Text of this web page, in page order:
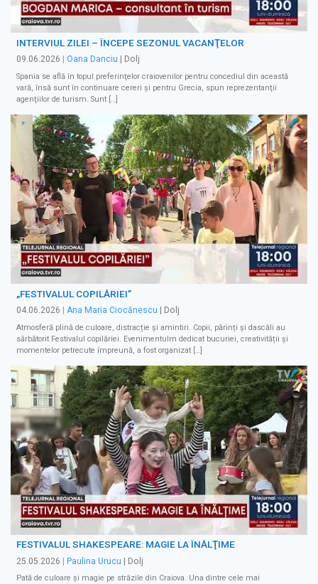
INTERVIUL ZILEI – ÎNCEPE SEZONUL VACANŢELOR
09.06.2026 | Oana Danciu | Dolj
Spania se află în topul preferinţelor craiovenilor pentru concediul din această
vară, însă sunt în continuare cereri şi pentru Grecia, spun reprezentanţii
agenţiilor de turism. Sunt […]
„FESTIVALUL COPILĂRIEI”
04.06.2026 | Ana Maria Ciocănescu | Dolj
Atmosferă plină de culoare, distracție și amintiri. Copii, părinți și dascăli au
sărbătorit Festivalul copilăriei. Evenimentulm dedicat bucuriei, creativității și
momentelor petrecute împreună, a fost organizat […]
FESTIVALUL SHAKESPEARE: MAGIE LA ÎNĂLŢIME
25.05.2026 | Paulina Urucu | Dolj
Pată de culoare şi magie pe străzile din Craiova. Una dintre cele mai